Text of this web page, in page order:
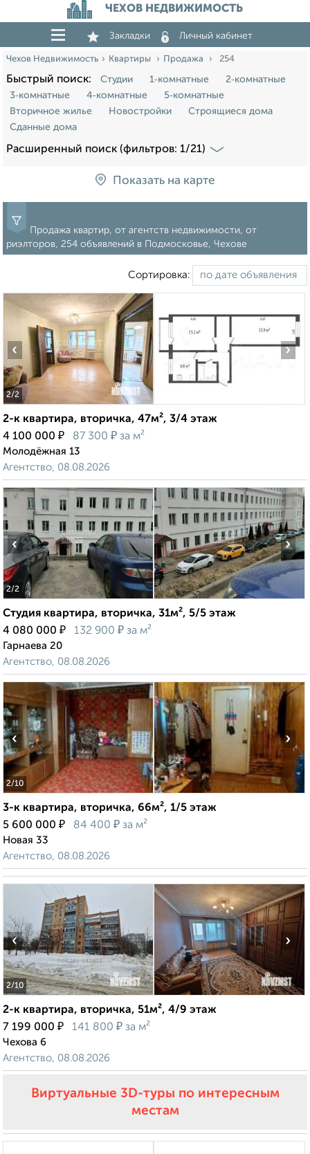
ЧЕХОВ НЕДВИЖИМОСТЬ
Закладки Личный кабинет
Чехов Недвижимость Квартиры Продажа 254
Быстрый поиск: Студии 1‑комнатные
2‑комнатные
3‑комнатные
4‑комнатные
5‑комнатные
Вторичное жилье
Новостройки
Строящиеся дома
Сданные дома
Расширенный поиск (фильтров: 1/21)
Показать на карте
Продажа квартир, от агентств недвижимости, от
риэлторов, 254 объявлений в Подмосковье, Чехове
Сортировка:
2/2
‹ ›
2-к квартира, вторичка, 47м², 3/4 этаж
4 100 000 ₽ 87 300 ₽ за м²
Молодёжная 13
Агентство, 08.08.2026
2/2
‹ ›
Студия квартира, вторичка, 31м², 5/5 этаж
4 080 000 ₽ 132 900 ₽ за м²
Гарнаева 20
Агентство, 08.08.2026
2/10
‹ ›
3-к квартира, вторичка, 66м², 1/5 этаж
5 600 000 ₽ 84 400 ₽ за м²
Новая 33
Агентство, 08.08.2026
2/10
‹ ›
2-к квартира, вторичка, 51м², 4/9 этаж
7 199 000 ₽ 141 800 ₽ за м²
Чехова 6
Агентство, 08.08.2026
Виртуальные 3D-туры по интересным
местам